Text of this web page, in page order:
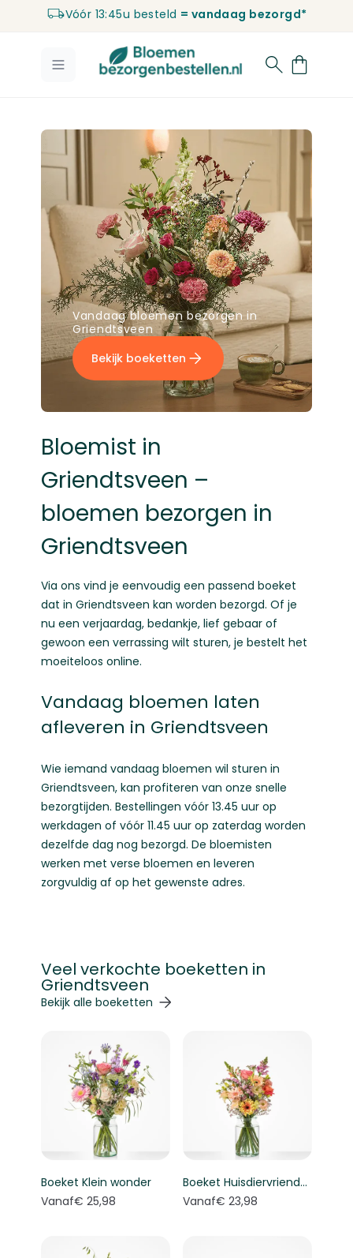
Vóór 13:45u besteld = vandaag bezorgd*
Bloemist in
Griendtsveen –
bloemen bezorgen in
Griendtsveen
Via ons vind je eenvoudig een passend boeket
dat in Griendtsveen kan worden bezorgd. Of je
nu een verjaardag, bedankje, lief gebaar of
gewoon een verrassing wilt sturen, je bestelt het
moeiteloos online.
Vandaag bloemen laten
afleveren in Griendtsveen
Wie iemand vandaag bloemen wil sturen in
Griendtsveen, kan profiteren van onze snelle
bezorgtijden. Bestellingen vóór 13.45 uur op
werkdagen of vóór 11.45 uur op zaterdag worden
dezelfde dag nog bezorgd. De bloemisten
werken met verse bloemen en leveren
zorgvuldig af op het gewenste adres.
Vandaag bloemen bezorgen in
Griendtsveen
Bekijk boeketten
Veel verkochte boeketten in
Griendtsveen
Navigeren door de elementen van de carrousel is
Druk om carrousel over te slaan
Bekijk alle boeketten
Boeket Klein wonder
Vanaf€ 25,98
Boeket Huisdiervriendelijk boeket
Vanaf€ 23,98